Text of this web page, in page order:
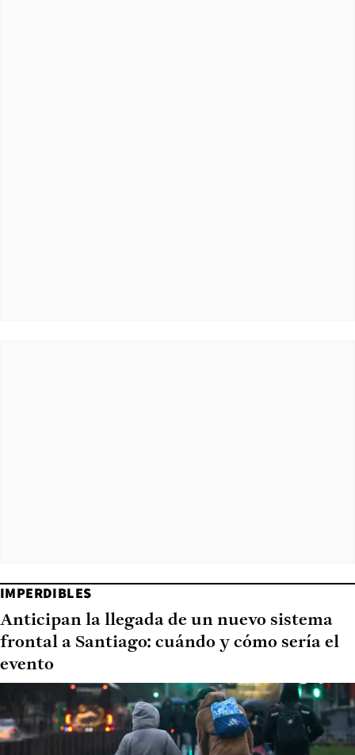
IMPERDIBLES
Anticipan la llegada de un nuevo sistema
frontal a Santiago: cuándo y cómo sería el
evento